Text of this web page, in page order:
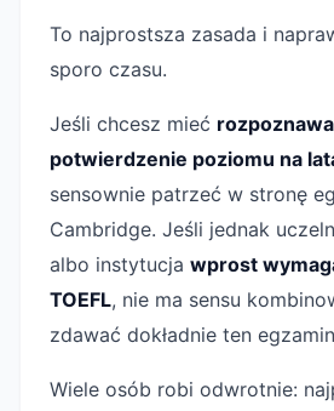
To najprostsza zasada i
sporo czasu.
Jeśli chcesz mieć
potwierdzenie poziomu na
sensownie patrzeć w stronę
Cambridge. Jeśli jednak
albo instytucja wprost
TOEFL, nie ma sensu
zdawać dokładnie ten
Wiele osób robi odwrotnie: